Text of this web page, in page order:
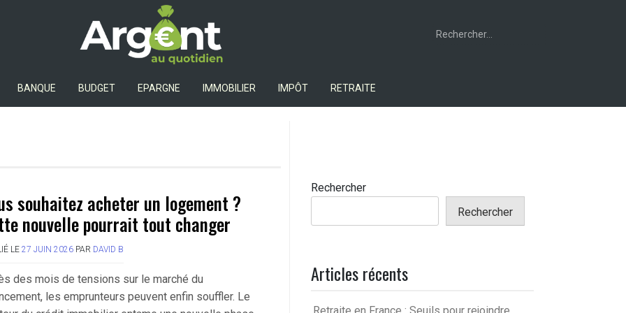
Argent Au Quotidien
Rechercher :
BANQUE BUDGET EPARGNE IMMOBILIER IMPÔT RETRAITE
souhaitez acheter un logement ?
nouvelle pourrait tout changer
LE 27 JUIN 2026 PAR DAVID B
des mois de tensions sur le marché du
les emprunteurs peuvent enfin souffler. Le
Rechercher
Rechercher
Articles récents